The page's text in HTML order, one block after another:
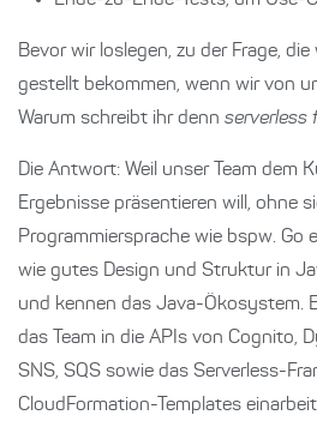
Bevor wir loslegen, zu der Frage,
gestellt bekommen, wenn wir von
Warum schreibt ihr denn serverless
Die Antwort: Weil unser Team dem
Ergebnisse präsentieren will, ohne
Programmiersprache wie bspw. Go
wie gutes Design und Struktur in
und kennen das Java-Ökosystem.
das Team in die APIs von Cognito,
SNS, SQS sowie das Serverless-
CloudFormation-Templates